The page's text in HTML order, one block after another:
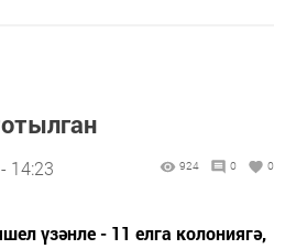
14:23 924 0 0
үзәнле - 11 елга колониягә,